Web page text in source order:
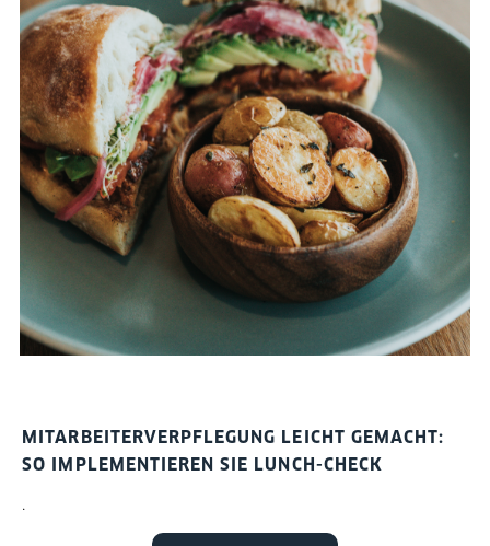
MITARBEITERVERPFLEGUNG LEICHT GEMACHT:
SO IMPLEMENTIEREN SIE LUNCH-CHECK
.